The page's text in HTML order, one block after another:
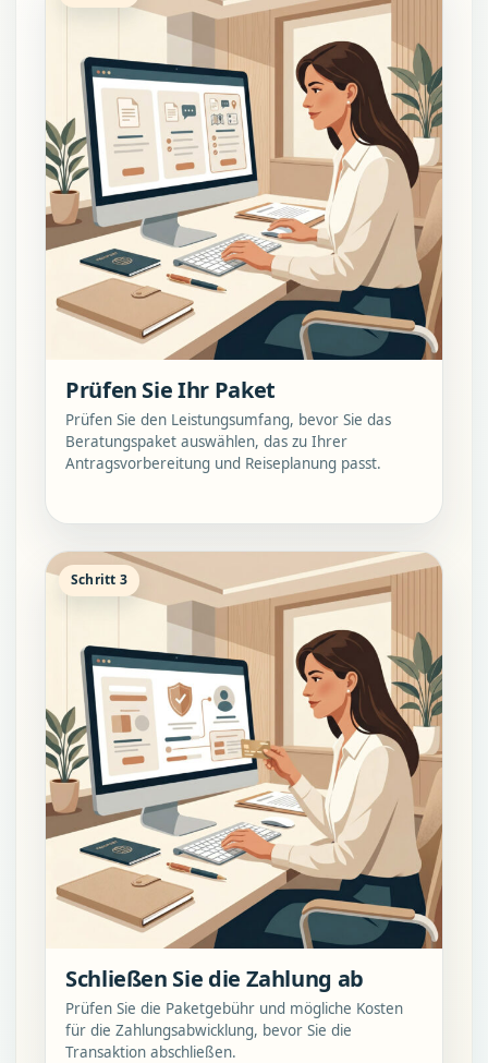
Prüfen Sie Ihr Paket
Prüfen Sie den Leistungsumfang, bevor Sie das
Beratungspaket auswählen, das zu Ihrer
Antragsvorbereitung und Reiseplanung passt.
Schritt 3
Schließen Sie die Zahlung ab
Prüfen Sie die Paketgebühr und mögliche Kosten
für die Zahlungsabwicklung, bevor Sie die
Transaktion abschließen.